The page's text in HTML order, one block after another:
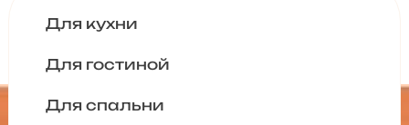
Для кухни
Для гостиной
Для спальни